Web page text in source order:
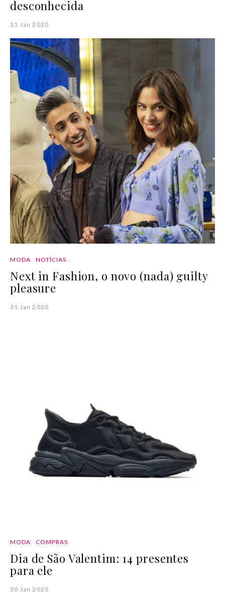
desconhecida
31 Jan 2020
MODA NOTÍCIAS
Next in Fashion, o novo (nada) guilty
pleasure
31 Jan 2020
MODA COMPRAS
Dia de São Valentim: 14 presentes
para ele
30 Jan 2020